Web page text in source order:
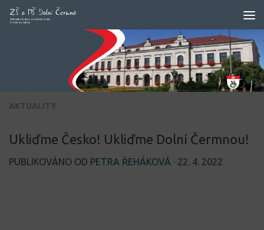
Skip to content
AKTUALITY
Ukliďme Česko! Ukliďme Dolní Čermnou!
PUBLIKOVÁNO OD PETRA ŘEHÁKOVÁ · 22. 4. 2022